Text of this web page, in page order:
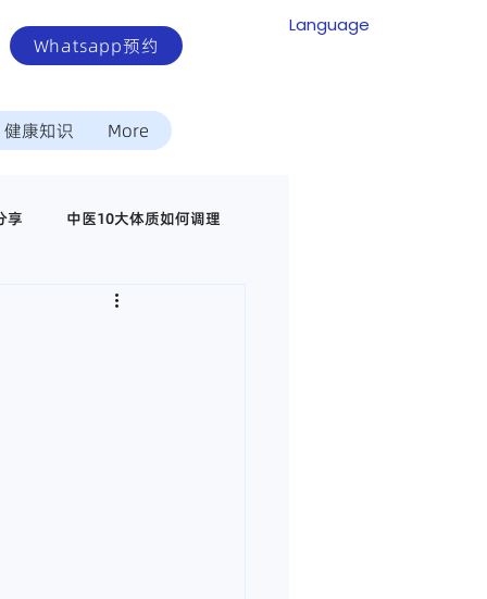
Whatsapp预约
Language
健康知识 More
享 中医10大体质如何调理
中医调理代谢疾病